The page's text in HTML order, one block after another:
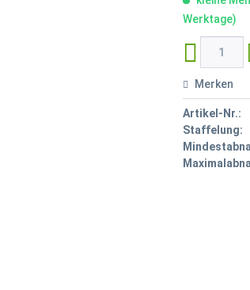
Werktage)
Merken
Artikel-Nr.:
Staffelung: